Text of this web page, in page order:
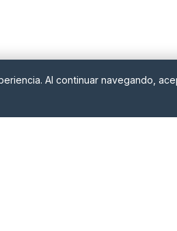
Al continuar navegando,